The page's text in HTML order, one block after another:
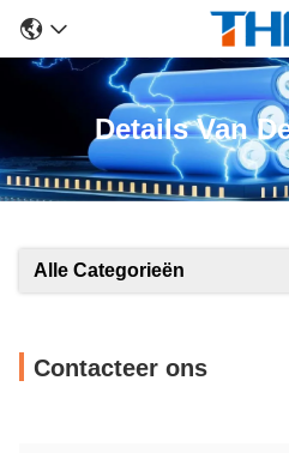
Details Van
Alle Categorieën
Contacteer ons